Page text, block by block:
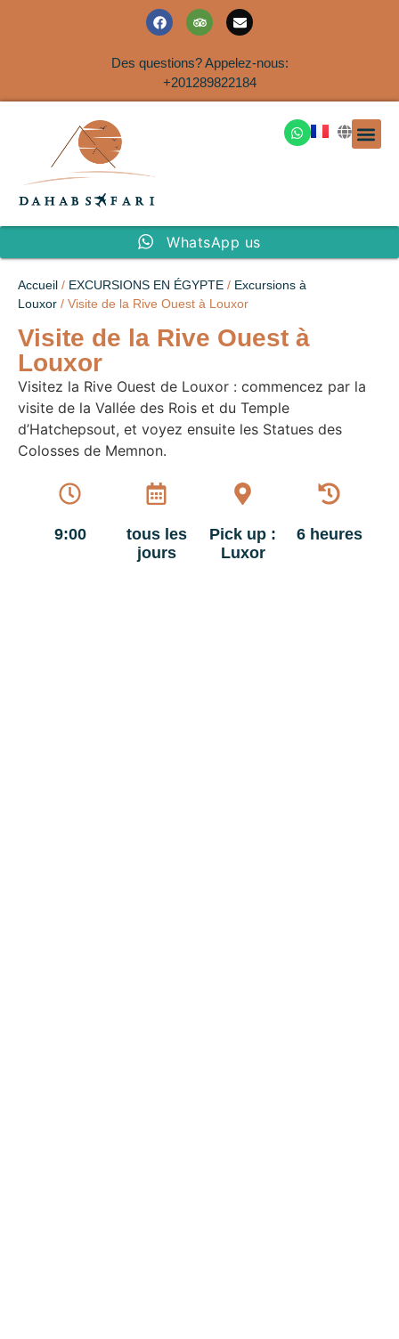
Des questions? Appelez-nous:
+201289822184
WhatsApp us
Accueil / EXCURSIONS EN ÉGYPTE / Excursions à
Louxor / Visite de la Rive Ouest à Louxor
Visite de la Rive Ouest à
Louxor
Visitez la Rive Ouest de Louxor : commencez par la
visite de la Vallée des Rois et du Temple
d’Hatchepsout, et voyez ensuite les Statues des
Colosses de Memnon.
9:00
tous les
jours
Pick up :
Luxor
6 heures